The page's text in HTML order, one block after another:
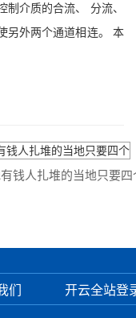
介质的合流、 分流、
另外两个通道相连。 本
人扎堆的当地只要四个
们 开云全站登